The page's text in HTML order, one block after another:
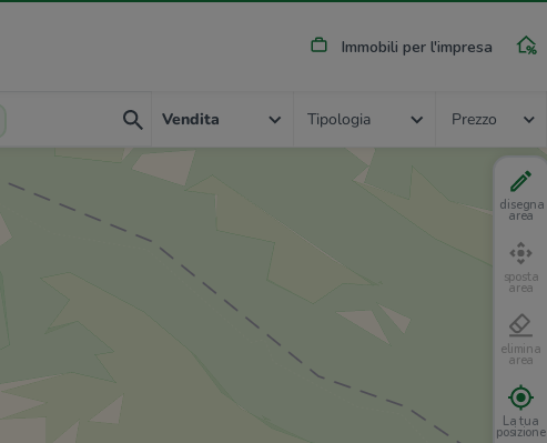
Immobili per l'impresa
Vendita Tipologia Prezzo
disegna
area
sposta
area
elimina
area
La tua
posizione